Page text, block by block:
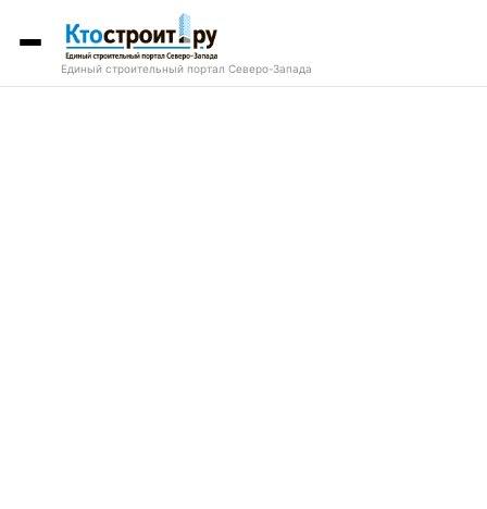
Единый строительный портал Северо-Запада